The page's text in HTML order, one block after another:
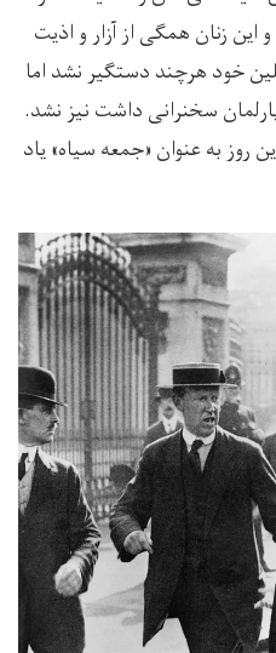
شد و این زنان همگی از آزار و اذیت
خود هرچند دستگیر نشد اما
سخنرانی داشت نیز نشد.
روز به عنوان «جمعه سیاه» یاد